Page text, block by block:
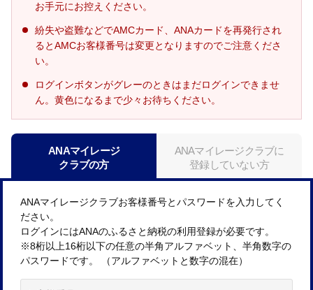
お手元にお控えください。
紛失や盗難などでAMCカード、ANAカードを再発行され
るとAMCお客様番号は変更となりますのでご注意くださ
い。
ログインボタンがグレーのときはまだログインできませ
ん。黄色になるまで少々お待ちください。
ANAマイレージ
クラブの方
ANAマイレージクラブに
登録していない方
ANAマイレージクラブお客様番号とパスワードを入力してく
ださい。
ログインにはANAのふるさと納税の利用登録が必要です。
※8桁以上16桁以下の任意の半角アルファベット、半角数字の
パスワードです。 （アルファベットと数字の混在）